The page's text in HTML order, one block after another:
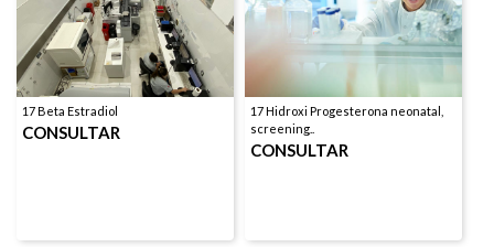
17 Beta Estradiol
CONSULTAR
17 Hidroxi Progesterona neonatal,
screening..
CONSULTAR